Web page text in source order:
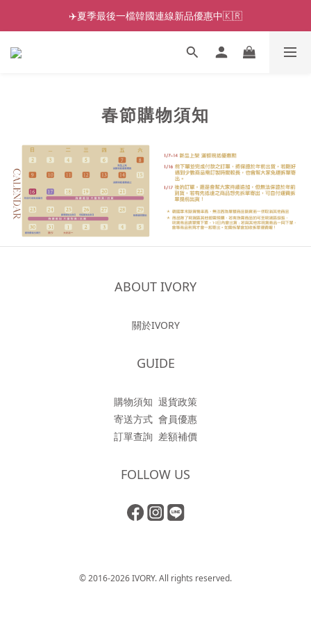
✈️夏季最後一檔韓國連線新品優惠中🇰🇷
春節購物須知
ABOUT IVORY
關於IVORY
GUIDE
購物須知 退貨政策
寄送方式 會員優惠
訂單查詢 差額補價
FOLLOW US
© 2016-2026 IVORY. All rights reserved.